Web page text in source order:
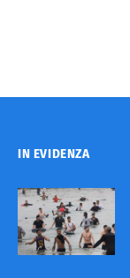
IN EVIDENZA